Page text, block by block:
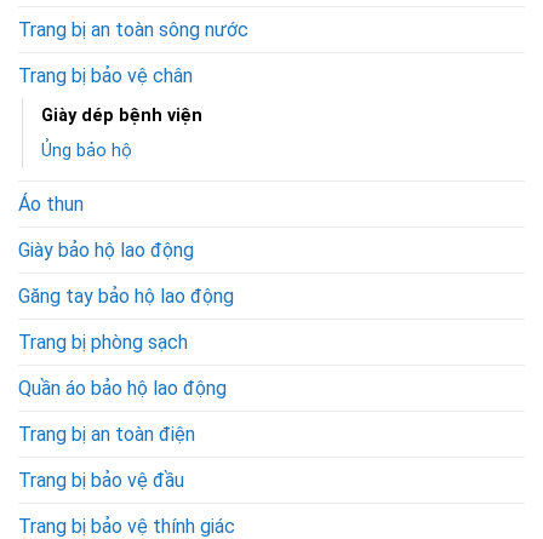
Trang bị an toàn sông nước
Trang bị bảo vệ chân
Giày dép bệnh viện
Ủng bảo hộ
Áo thun
Giày bảo hộ lao động
Găng tay bảo hộ lao động
Trang bị phòng sạch
Quần áo bảo hộ lao động
Trang bị an toàn điện
Trang bị bảo vệ đầu
Trang bị bảo vệ thính giác